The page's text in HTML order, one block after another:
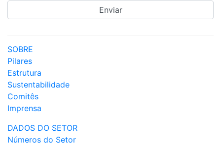
SOBRE
Pilares
Estrutura
Sustentabilidade
Comitês
Imprensa
DADOS DO SETOR
Números do Setor